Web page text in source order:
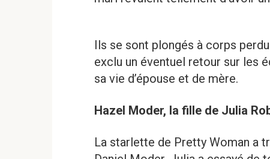
Ils se sont plongés à corps
exclu un éventuel retour sur les
sa vie d’épouse et de mère.
Hazel Moder, la fille de Julia
La starlette de Pretty Woman a